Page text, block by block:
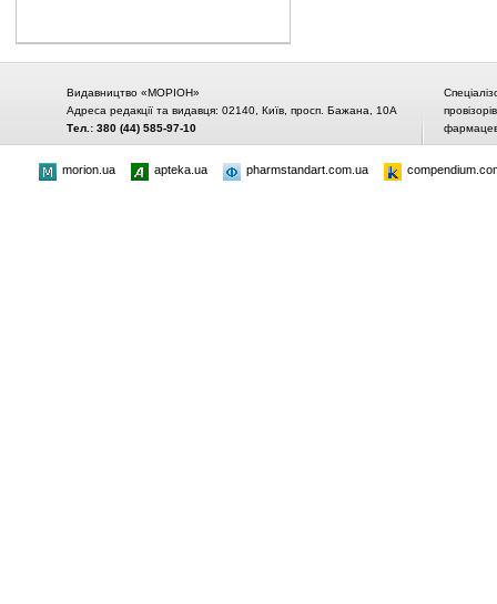
Видавництво «МОРІОН»
Адреса редакції та видавця: 02140, Київ, просп. Бажана, 10А
Тел.: 380 (44) 585-97-10
morion.ua apteka.ua pharmstandart.com.ua